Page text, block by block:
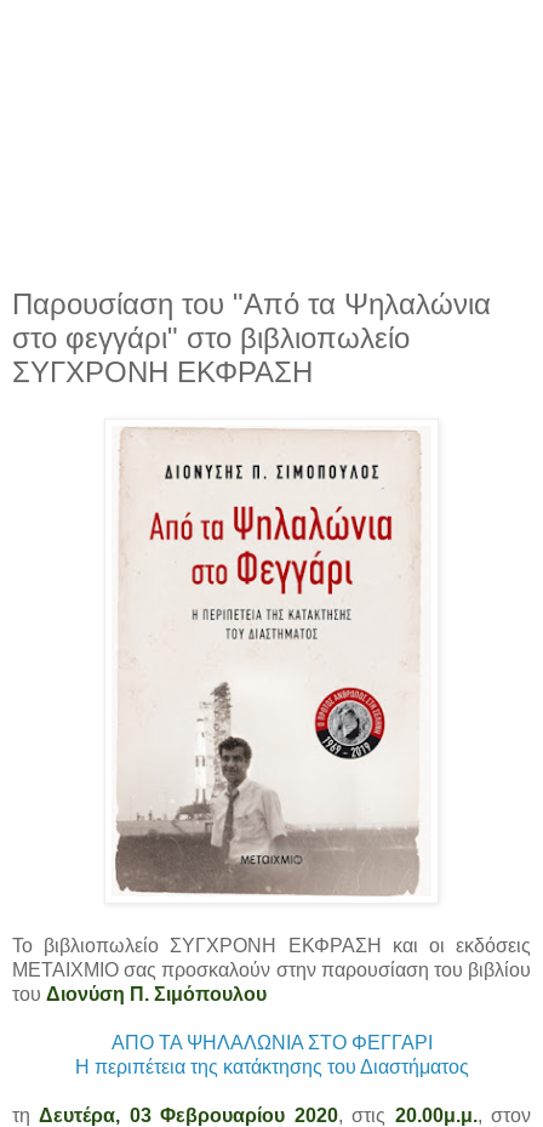
Παρουσίαση του "Από τα Ψηλαλώνια
στο φεγγάρι" στο βιβλιοπωλείο
ΣΥΓΧΡΟΝΗ ΕΚΦΡΑΣΗ
Το βιβλιοπωλείο ΣΥΓΧΡΟΝΗ ΕΚΦΡΑΣΗ και οι εκδόσεις
ΜΕΤΑΙΧΜΙΟ σας προσκαλούν στην παρουσίαση του βιβλίου
του Διονύση Π. Σιμόπουλου
ΑΠΟ ΤΑ ΨΗΛΑΛΩΝΙΑ ΣΤΟ ΦΕΓΓΑΡΙ
Η περιπέτεια της κατάκτησης του Διαστήματος
τηΔευτέρα, 03 Φεβρουαρίου 2020, στις 20.00μ.μ., στον